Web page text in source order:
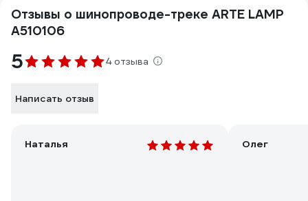
Отзывы о шинопроводе-треке ARTE LAMP
A510106
5 4 отзыва
Написать отзыв
Наталья Олег